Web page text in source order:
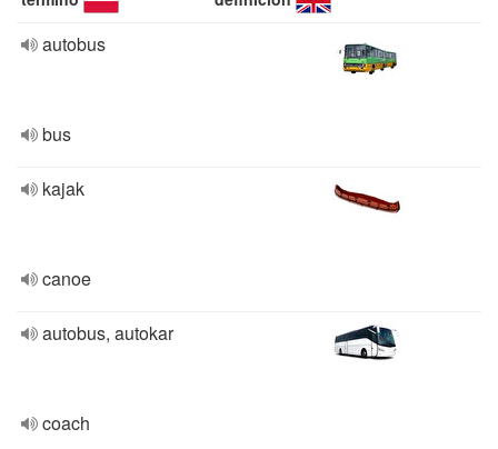
autobus
bus
kajak
canoe
autobus, autokar
coach